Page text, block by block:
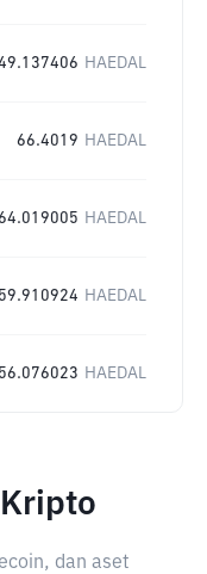
HAEDAL
66.4019 HAEDAL
HAEDAL
HAEDAL
HAEDAL
dan aset